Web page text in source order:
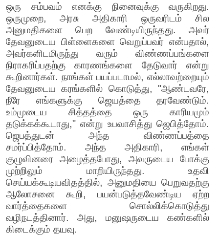
ஒரு சம்பவம் எனக்கு நினைவுக்கு வருகிறது.
ஒருமுறை, அரசு அதிகாரி ஒருவரிடம் சில
அனுமதிகளை பெற வேண்டியிருந்தது. அவர்
தேவனுடைய பிள்ளைகளை வெறுப்பவர் என்பதால்,
அவர்களிடமிருந்து வரும் விண்ணப்பங்களை
நிராகரிப்பதற்கு காரணங்களை தேடுவார் என்று
கூறினார்கள். நாங்கள் பயப்படாமல், எல்லாவற்றையும்
தேவனுடைய கரங்களில் கொடுத்து, "ஆண்டவரே,
நீரே எங்களுக்கு ஜெயத்தை தரவேண்டும்.
உம்முடைய சித்தத்தை ஒரு காரியமும்
தடுக்கக்கூடாது," என்று உபவாசித்து ஜெபித்தோம்.
ஜெபத்துடன் அந்த விண்ணப்பத்தை
சமர்ப்பித்தோம். அந்த அதிகாரி, எங்கள்
குழுவினரை அழைத்தபோது, அவருடைய போக்கு
முற்றிலும் மாறியிருந்தது. உதவி
செய்யக்கூடியவிதத்தில், அனுமதியை பெறுவதற்கு
ஆலோசனை கூறி, பயன்படுத்தவேண்டிய ஏற்ற
வார்த்தைகளை சொல்லிக்கொடுத்து
வழிநடத்தினார். அது, மனுஷருடைய கண்களில்
கிடைக்கும் தயவு.